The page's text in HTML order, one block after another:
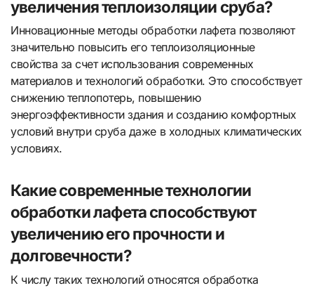
увеличения теплоизоляции сруба?
Инновационные методы обработки лафета позволяют
значительно повысить его теплоизоляционные
свойства за счет использования современных
материалов и технологий обработки. Это способствует
снижению теплопотерь, повышению
энергоэффективности здания и созданию комфортных
условий внутри сруба даже в холодных климатических
условиях.
Какие современные технологии
обработки лафета способствуют
увеличению его прочности и
долговечности?
К числу таких технологий относятся обработка